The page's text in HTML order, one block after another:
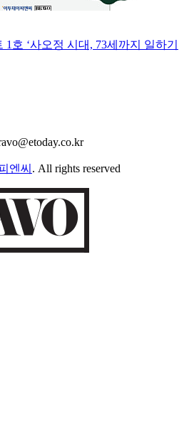
1호 ‘사오정 시대, 73세까지 일하기
엔씨 . All rights reserved